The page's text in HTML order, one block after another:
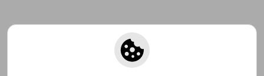
Suscríbete para recibir ofertas y
promociones